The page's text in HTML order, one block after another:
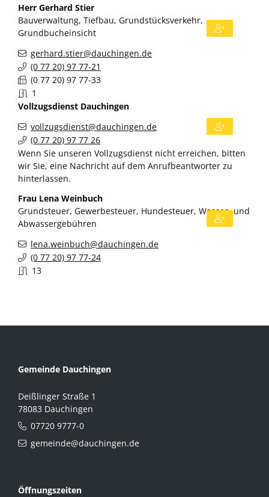
Herr Gerhard Stier
Bauverwaltung, Tiefbau, Grundstücksverkehr,
Grundbucheinsicht
gerhard.stier@dauchingen.de
(0 77 20) 97 77-21
(0 77 20) 97 77-33
1
Vollzugsdienst Dauchingen
vollzugsdienst@dauchingen.de
(0 77 20) 97 77 26
Wenn Sie unseren Vollzugsdienst nicht erreichen, bitten
wir Sie, eine Nachricht auf dem Anrufbeantworter zu
hinterlassen.
Frau Lena Weinbuch
Grundsteuer, Gewerbesteuer, Hundesteuer, Wasser- und
Abwassergebühren
lena.weinbuch@dauchingen.de
(0 77 20) 97 77-24
13
Gemeinde Dauchingen
Deißlinger Straße 1
78083 Dauchingen
07720 9777-0
gemeinde@dauchingen.de
Öffnungszeiten